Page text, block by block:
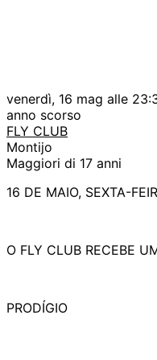
venerdì, 16 mag alle
anno scorso
FLY CLUB
Montijo
Maggiori di 17 anni
16 DE MAIO, SEXTA-
O FLY CLUB RECEBE
PRODÍGIO